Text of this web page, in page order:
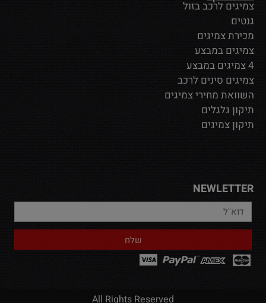
צמיגים לרכב בזול
גנטים
מכירת צמיגים
צמיגים במבצע
4 צמיגים במבצע
צמיגים סינים לרכב
השוואת מחירי צמיגים
תיקון גלגלים
תיקון צמיגים
NEWLETTER
All Rights Reserved